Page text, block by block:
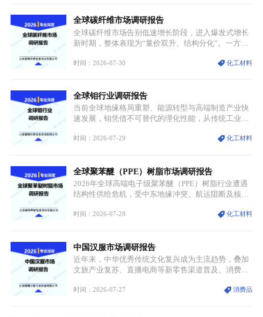
型为新能源核心战略矿产，全球产业形成“印尼掌控
资源与产能、中国主导消费与技术、工艺向低碳湿法
迭代、再生镍加速补位”的全新格局。
全球碳纤维市场调研报告
全球碳纤维市场告别低速增长阶段，进入爆发式增长
新时期，整体表现为“量价双升、结构分化”。一方面
持续扩张；另一方面产品、需求、应用场景呈现明显
体规模扩张，高附加值领域与规模化工业应用形成两
大独立增长体系。
时间：2026-07-30 化工材料
全球钼行业调研报告
当前全球地缘格局重塑、能源转型与高端制造产业快
速发展，钼凭借不可替代的理化性能，从传统工业金
需格局重构、价值体系重估的新阶段。钼是典型难熔
贯穿传统工业、高端制造、军工、新能源等多个核心
产业，成为现代工业体系中不可或缺的基础材料。
时间：2026-07-29 化工材料
全球聚苯醚（PPE）树脂市场调研报告
2026年全球高端电子级聚苯醚（PPE）树脂行业遭遇
结构性供给危机，受中东地缘冲突、航运阻断及核心
停产，行业长期维持寡头垄断的供应链格局彻底瓦
价无市”的供给真空，并沿高频覆铜板、PCB电路板向
AI服务器、5G基站等高端电子终端持续传导，全产业
链生产、成本、交付均承受巨大压力。
时间：2026-07-28 化工材料
中国汉服市场调研报告
近年来，中华优秀传统文化复兴成为主流趋势，叠加
文旅产业复苏、直播电商等新零售渠道普及、消费群
服不再局限于传统节日、古风活动等小众场景，逐步
时间：2026-07-27 消费品